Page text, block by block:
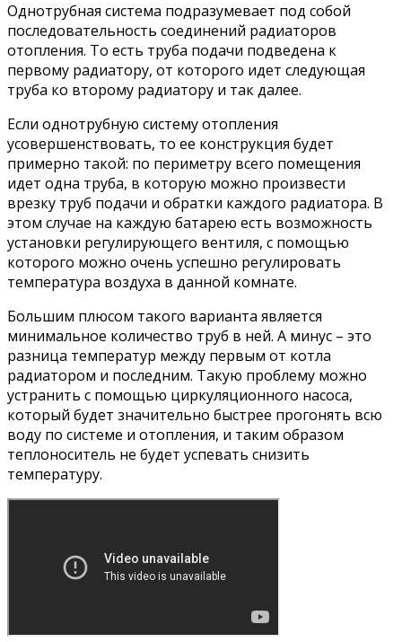
Однотрубная система подразумевает под собой
последовательность соединений радиаторов
отопления. То есть труба подачи подведена к
первому радиатору, от которого идет следующая
труба ко второму радиатору и так далее.
Если однотрубную систему отопления
усовершенствовать, то ее конструкция будет
примерно такой: по периметру всего помещения
идет одна труба, в которую можно произвести
врезку труб подачи и обратки каждого радиатора. В
этом случае на каждую батарею есть возможность
установки регулирующего вентиля, с помощью
которого можно очень успешно регулировать
температура воздуха в данной комнате.
Большим плюсом такого варианта является
минимальное количество труб в ней. А минус – это
разница температур между первым от котла
радиатором и последним. Такую проблему можно
устранить с помощью циркуляционного насоса,
который будет значительно быстрее прогонять всю
воду по системе и отопления, и таким образом
теплоноситель не будет успевать снизить
температуру.